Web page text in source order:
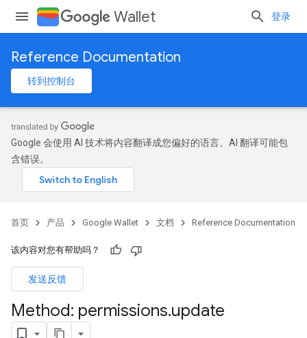
Wallet 登录
Reference Documentation
转到控制台
Google 会使用 AI 技术将内容翻译成您偏好的语言。AI 翻译可能包
含错误。
首页 产品 Google Wallet 文档 Reference Documentation
该内容对您有帮助吗？
发送反馈
Method: permissions.update